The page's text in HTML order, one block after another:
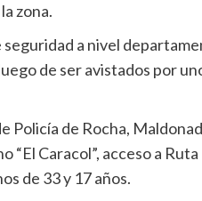
zona.
a nivel
de ser avistados por
Policía de Rocha,
“El Caracol”, acceso a
de 33 y 17 años.